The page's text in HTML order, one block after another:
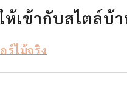
ห้เข้ากับสไตล์บ้
ร์ไม้จริง